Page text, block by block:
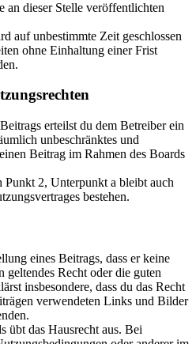
an dieser Stelle veröffentlichten
auf unbestimmte Zeit geschlossen
ohne Einhaltung einer Frist
erteilst du dem Betreiber ein
unbeschränktes und
Beitrag im Rahmen des Boards
Punkt 2, Unterpunkt a bleibt auch
bestehen.
eines Beitrags, dass er keine
geltendes Recht oder die guten
insbesondere, dass du das Recht
verwendeten Links und Bilder
übt das Hausrecht aus. Bei